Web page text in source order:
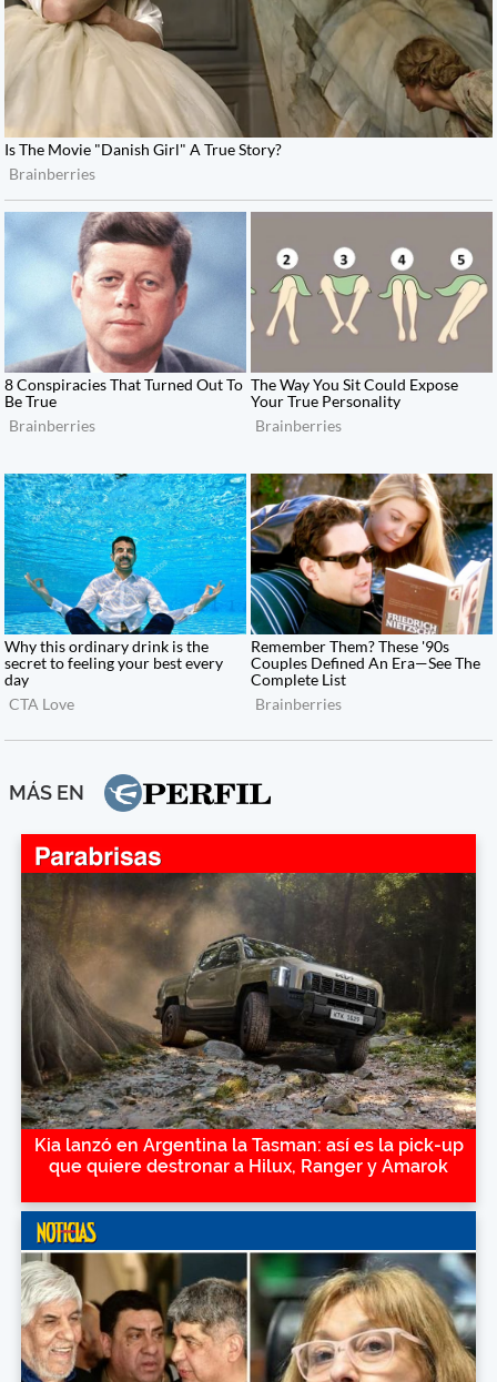
MÁS EN
Kia lanzó en Argentina la Tasman: así es la pick-up
que quiere destronar a Hilux, Ranger y Amarok